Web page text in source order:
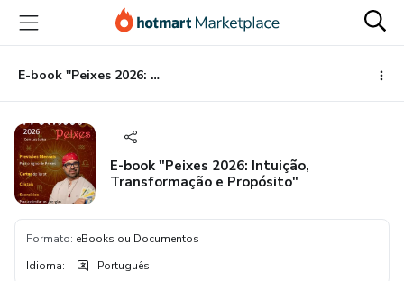
para
conteúdo
principal
para
pagamento
para
rodapé
E-book "Peixes 2026: Intuição, Transformação e Propósito"
E-book "Peixes 2026: Intuição,
Transformação e Propósito"
Formato: eBooks ou Documentos
Idioma: Português